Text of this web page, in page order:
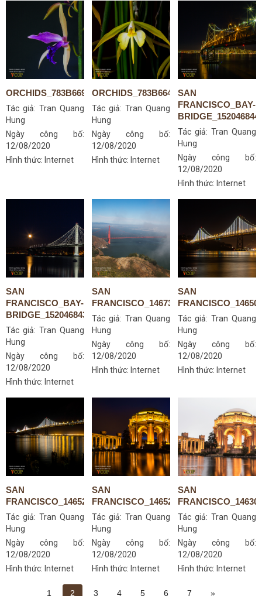
ORCHIDS_783B6696S
Tác giả:Tran Quang
Hung
Ngày công bố:
12/08/2020
Hình thức: Internet
ORCHIDS_783B6642S
Tác giả: Tran Quang
Hung
Ngày công bố:
12/08/2020
Hình thức: Internet
SAN
FRANCISCO_BAY-
Tác giả: Tran Quang
Hung
Ngày công bố:
12/08/2020
Hình thức: Internet
SAN
FRANCISCO_BAY-
BRIDGE_15204684334
Tác giả:Tran Quang
Hung
Ngày công bố:
12/08/2020
Hình thức: Internet
SAN
FRANCISCO_14673228163
Tác giả: Tran Quang
Hung
Ngày công bố:
12/08/2020
Hình thức: Internet
SAN
Tác giả: Tran Quang
Hung
Ngày công bố:
12/08/2020
Hình thức: Internet
SAN
FRANCISCO_14652903432
Tác giả:Tran Quang
Hung
Ngày công bố:
12/08/2020
Hình thức: Internet
SAN
FRANCISCO_14652895292
Tác giả: Tran Quang
Hung
Ngày công bố:
12/08/2020
Hình thức: Internet
SAN
Tác giả: Tran Quang
Hung
Ngày công bố:
12/08/2020
Hình thức: Internet
1 2 3 4 5 6 7 »